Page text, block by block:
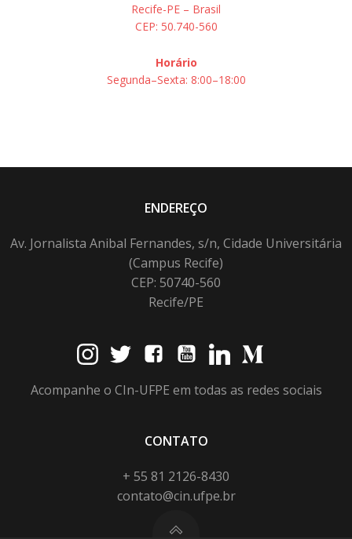
Recife-PE – Brasil
CEP: 50.740-560
Horário
Segunda–Sexta: 8:00–18:00
ENDEREÇO
Av. Jornalista Anibal Fernandes, s/n, Cidade Universitária
(Campus Recife)
CEP: 50740-560
Recife/PE
Acompanhe o CIn-UFPE em todas as redes sociais
CONTATO
+ 55 81 2126-8430
contato@cin.ufpe.br